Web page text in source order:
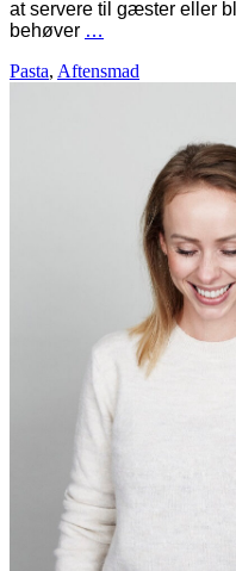
at servere til gæster eller
behøver …
Pasta, Aftensmad